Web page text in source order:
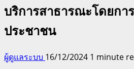
บริการสาธารณะโดยกา
ประชาชน
ผู้ดูแลระบบ 16/12/2024 1 minute